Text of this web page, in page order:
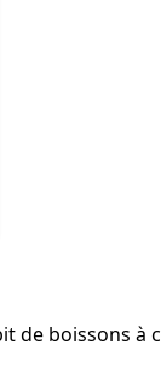
de boissons à